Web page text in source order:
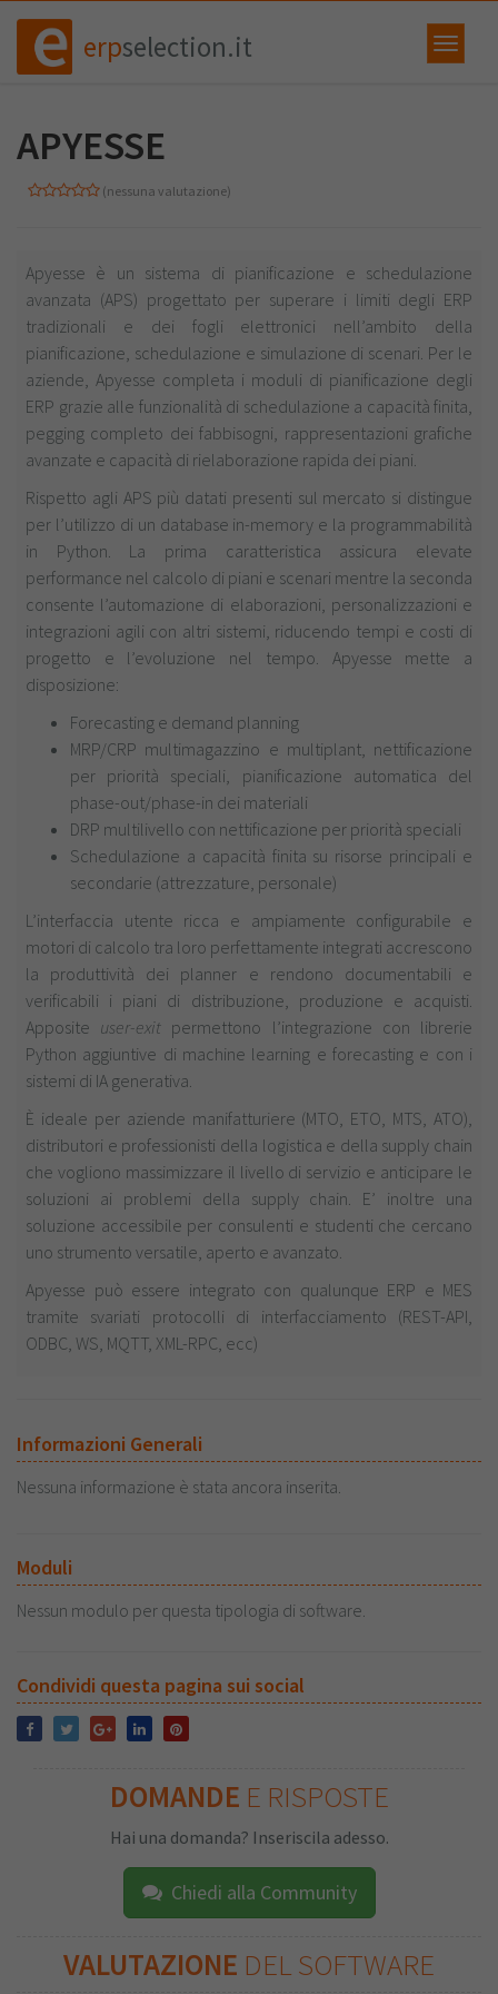
erpselection.it
APYESSE
(nessuna valutazione)
Apyesse è un sistema di pianificazione e schedulazione
avanzata (APS) progettato per superare i limiti degli ERP
tradizionali e dei fogli elettronici nell’ambito della
pianificazione, schedulazione e simulazione di scenari. Per le
aziende, Apyesse completa i moduli di pianificazione degli
ERP grazie alle funzionalità di schedulazione a capacità finita,
pegging completo dei fabbisogni, rappresentazioni grafiche
avanzate e capacità di rielaborazione rapida dei piani.
Rispetto agli APS più datati presenti sul mercato si distingue
per l’utilizzo di un database in-memory e la programmabilità
in Python. La prima caratteristica assicura elevate
performance nel calcolo di piani e scenari mentre la seconda
consente l’automazione di elaborazioni, personalizzazioni e
integrazioni agili con altri sistemi, riducendo tempi e costi di
progetto e l’evoluzione nel tempo. Apyesse mette a
disposizione:
Forecasting e demand planning
MRP/CRP multimagazzino e multiplant, nettificazione
per priorità speciali, pianificazione automatica del
phase-out/phase-in dei materiali
DRP multilivello con nettificazione per priorità speciali
Schedulazione a capacità finita su risorse principali e
secondarie (attrezzature, personale)
L’interfaccia utente ricca e ampiamente configurabile e
motori di calcolo tra loro perfettamente integrati accrescono
la produttività dei planner e rendono documentabili e
verificabili i piani di distribuzione, produzione e acquisti.
Apposite user-exit permettono l’integrazione con librerie
Python aggiuntive di machine learning e forecasting e con i
sistemi di IA generativa.
È ideale per aziende manifatturiere (MTO, ETO, MTS, ATO),
distributori e professionisti della logistica e della supply chain
che vogliono massimizzare il livello di servizio e anticipare le
soluzioni ai problemi della supply chain. E’ inoltre una
soluzione accessibile per consulenti e studenti che cercano
uno strumento versatile, aperto e avanzato.
Apyesse può essere integrato con qualunque ERP e MES
tramite svariati protocolli di interfacciamento (REST-API,
ODBC, WS, MQTT, XML-RPC, ecc)
Informazioni Generali
Nessuna informazione è stata ancora inserita.
Moduli
Nessun modulo per questa tipologia di software.
Condividi questa pagina sui social
DOMANDE E RISPOSTE
Hai una domanda? Inseriscila adesso.
Chiedi alla Community
VALUTAZIONE DEL SOFTWARE